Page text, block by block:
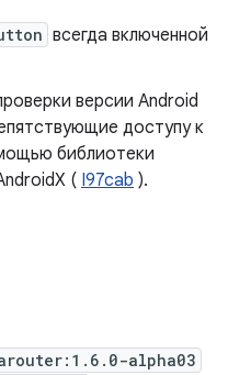
всегда включенной
версии Android
доступу к
библиотеки
( I97cab ).
alpha03